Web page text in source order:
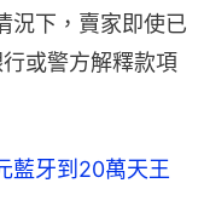
況下，賣家即使已
或警方解釋款項
藍牙到20萬天王